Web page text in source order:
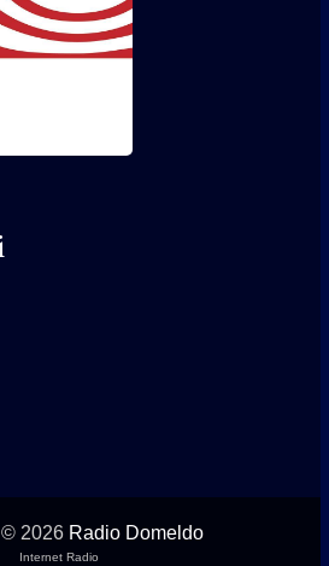
2026 Radio Domeldo
Internet Radio